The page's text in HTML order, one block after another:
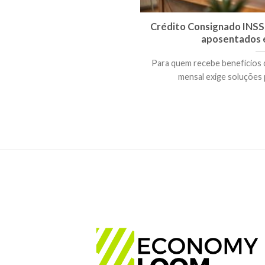
Crédito Consignado
aposentados
Para quem recebe benefícios
mensal exige soluções